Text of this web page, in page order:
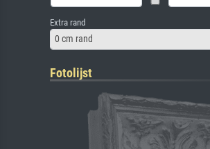
Extra rand
0 cm rand
Fotolijst